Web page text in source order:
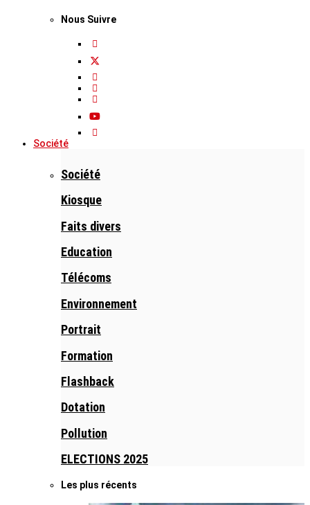
Nous Suivre
Société
Société
Kiosque
Faits divers
Education
Télécoms
Environnement
Portrait
Formation
Flashback
Dotation
Pollution
ELECTIONS 2025
Les plus récents